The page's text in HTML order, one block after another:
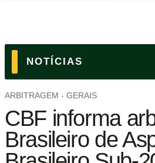
NOTÍCIAS
ARBITRAGEM - GERAIS
CBF informa
Brasileiro de